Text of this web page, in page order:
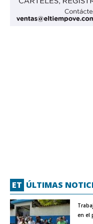
ET ÚLTIMAS
en el